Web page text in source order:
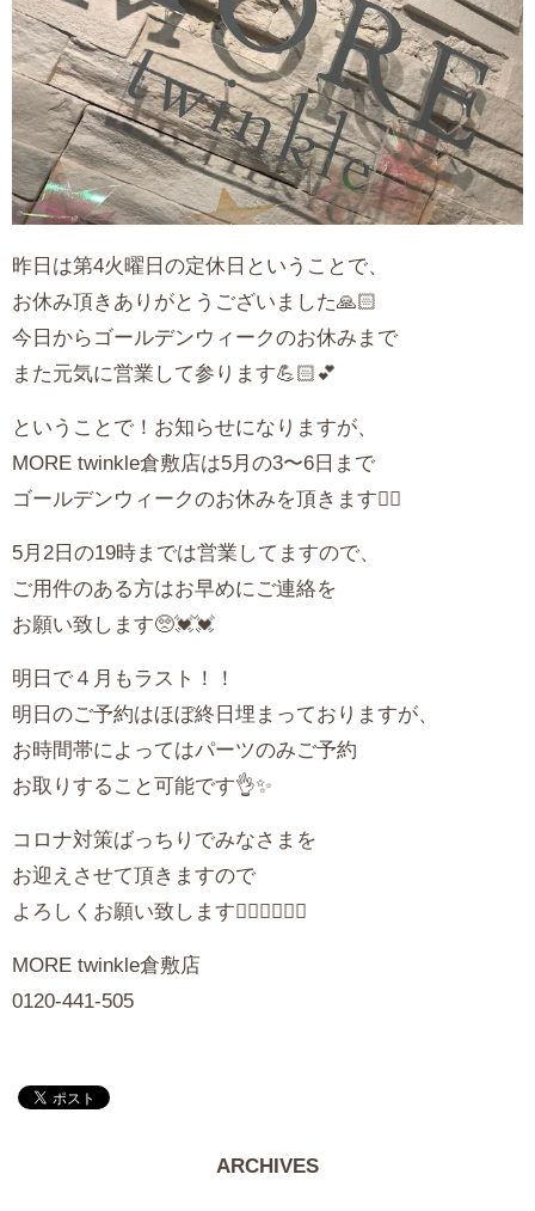
昨日は第4火曜日の定休日ということで、
お休み頂きありがとうございました🙏🏻
今日からゴールデンウィークのお休みまで
また元気に営業して参ります💪🏻💕
ということで！お知らせになりますが、
MORE twinkle倉敷店は5月の3〜6日まで
ゴールデンウィークのお休みを頂きます🙇‍♂‍
5月2日の19時までは営業してますので、
ご用件のある方はお早めにご連絡を
お願い致します🥺💓💓
明日で４月もラスト！！
明日のご予約はほぼ終日埋まっておりますが、
お時間帯によってはパーツのみご予約
お取りすること可能です👌✨
コロナ対策ばっちりでみなさまを
お迎えさせて頂きますので
よろしくお願い致します💁🏻‍♀‍❤‍❤‍❤‍
MORE twinkle倉敷店
0120-441-505
ARCHIVES